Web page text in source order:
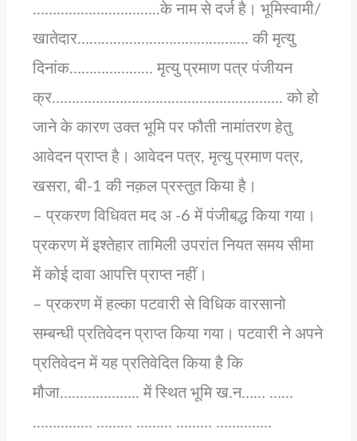
………………..….……..के नाम से दर्ज है। भूमिस्वामी/
खातेदार……………………………………. की मृत्यु
दिनांक………………… मृत्यु प्रमाण पत्र पंजीयन
क्र……………………………….…………..……. को हो
जाने के कारण उक्त भूमि पर फौती नामांतरण हेतु
आवेदन प्राप्त है। आवेदन पत्र, मृत्यु प्रमाण पत्र,
खसरा, बी-1 की नक़ल प्रस्तुत किया है।
– प्रकरण विधिवत मद अ -6 में पंजीबद्ध किया गया।
प्रकरण में इश्तेहार तामिली उपरांत नियत समय सीमा
में कोई दावा आपत्ति प्राप्त नहीं।
– प्रकरण में हल्का पटवारी से विधिक वारसानो
सम्बन्धी प्रतिवेदन प्राप्त किया गया। पटवारी ने अपने
प्रतिवेदन में यह प्रतिवेदित किया है कि
मौजा……………….. में स्थित भूमि ख.न…… ……
…………… ……… ……… ……… ……..……